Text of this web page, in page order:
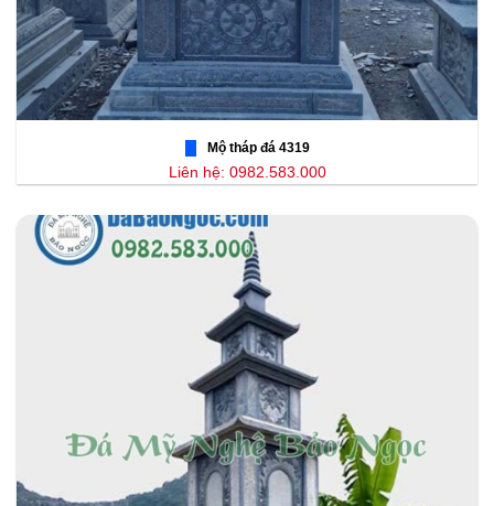
Mộ tháp đá 4319
Liên hệ: 0982.583.000